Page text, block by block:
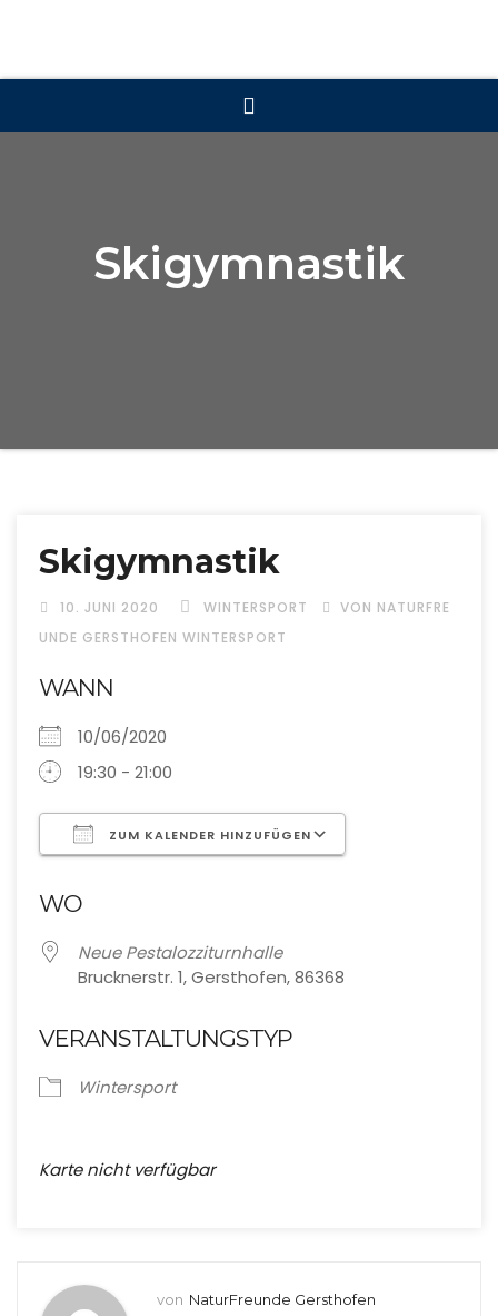
Skigymnastik
Skigymnastik
10. JUNI 2020 WINTERSPORT
VON NATURFRE
UNDE GERSTHOFEN WINTERSPORT
WANN
10/06/2020
19:30 - 21:00
ZUM KALENDER HINZUFÜGEN
WO
Neue Pestalozziturnhalle
Brucknerstr. 1, Gersthofen, 86368
VERANSTALTUNGSTYP
Wintersport
Karte nicht verfügbar
von NaturFreunde Gersthofen